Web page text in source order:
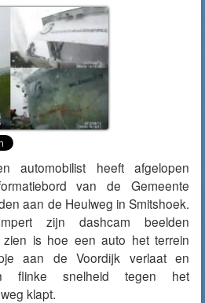
automobilist heeft afgelopen
van de Gemeente
aan de Heulweg in Smitshoek.
zijn dashcam beelden
zien is hoe een auto het terrein
aan de Voordijk verlaat en
flinke snelheid tegen het
klapt.